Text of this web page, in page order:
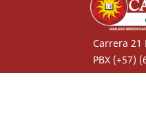
Carrera 21
PBX (+57)